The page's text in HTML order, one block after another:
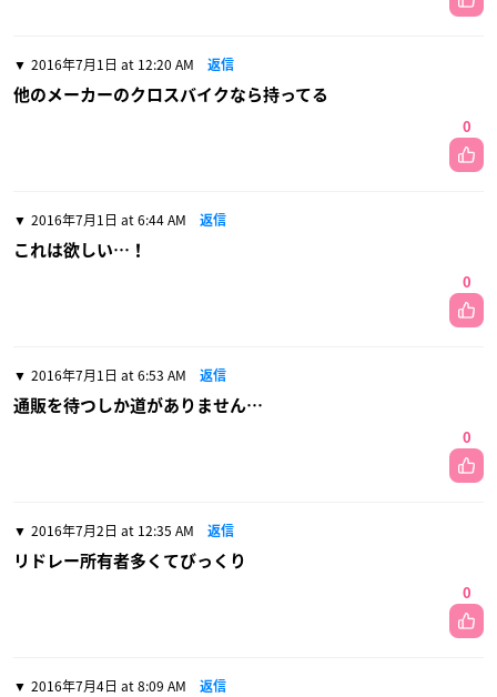
2016年7月1日 at 12:20 AM 返信
他のメーカーのクロスバイクなら持ってる
0
2016年7月1日 at 6:44 AM 返信
これは欲しい…！
0
2016年7月1日 at 6:53 AM 返信
通販を待つしか道がありません…
0
2016年7月2日 at 12:35 AM 返信
リドレー所有者多くてびっくり
0
2016年7月4日 at 8:09 AM 返信